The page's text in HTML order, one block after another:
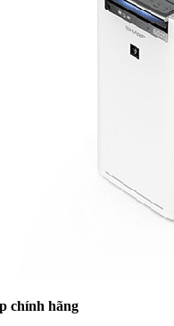
chính hãng